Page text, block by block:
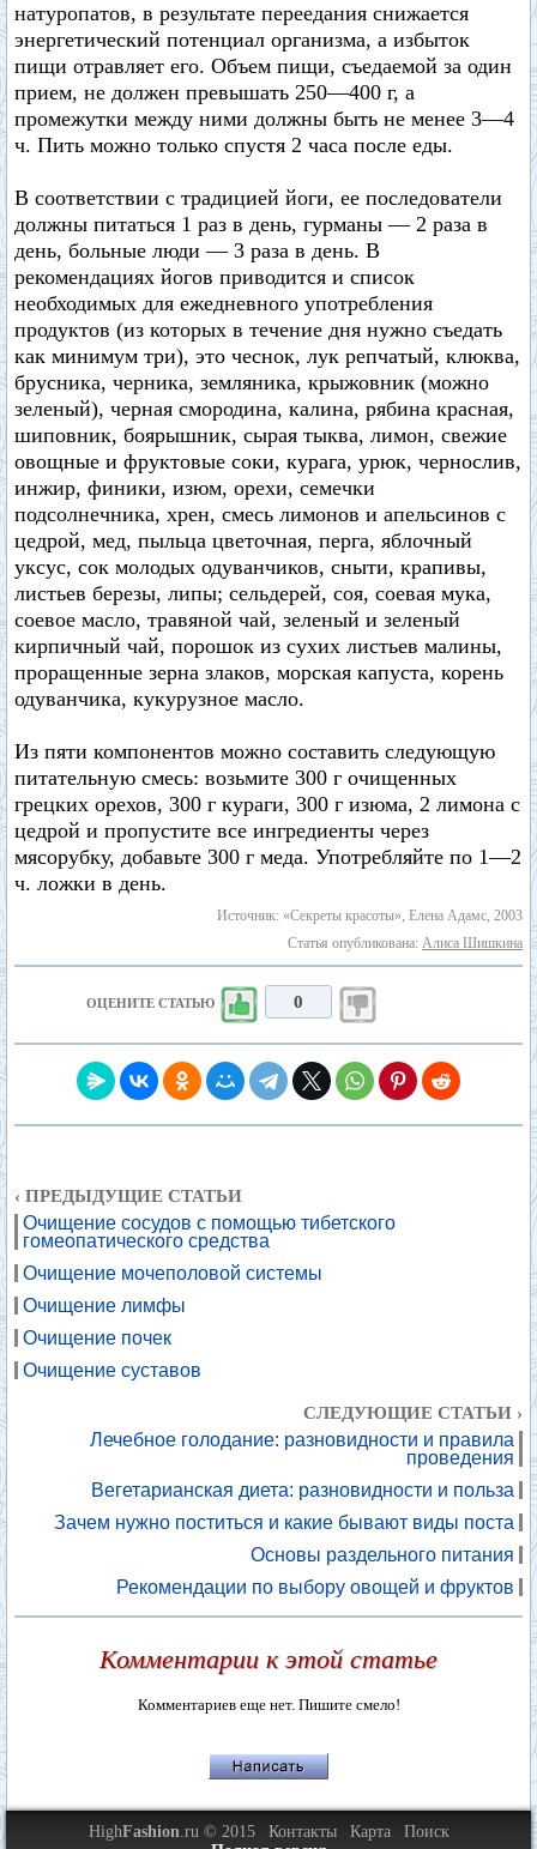
натуропатов, в результате переедания снижается
энергетический потенциал организма, а избыток
пищи отравляет его. Объем пищи, съедаемой за один
прием, не должен превышать 250—400 г, а
промежутки между ними должны быть не менее 3—4
ч. Пить можно только спустя 2 часа после еды.
В соответствии с традицией йоги, ее последователи
должны питаться 1 раз в день, гурманы — 2 раза в
день, больные люди — 3 раза в день. В
рекомендациях йогов приводится и список
необходимых для ежедневного употребления
продуктов (из которых в течение дня нужно съедать
как минимум три), это чеснок, лук репчатый, клюква,
брусника, черника, земляника, крыжовник (можно
зеленый), черная смородина, калина, рябина красная,
шиповник, боярышник, сырая тыква, лимон, свежие
овощные и фруктовые соки, курага, урюк, чернослив,
инжир, финики, изюм, орехи, семечки
подсолнечника, хрен, смесь лимонов и апельсинов с
цедрой, мед, пыльца цветочная, перга, яблочный
уксус, сок молодых одуванчиков, сныти, крапивы,
листьев березы, липы; сельдерей, соя, соевая мука,
соевое масло, травяной чай, зеленый и зеленый
кирпичный чай, порошок из сухих листьев малины,
проращенные зерна злаков, морская капуста, корень
одуванчика, кукурузное масло.
Из пяти компонентов можно составить следующую
питательную смесь: возьмите 300 г очищенных
грецких орехов, 300 г кураги, 300 г изюма, 2 лимона с
цедрой и пропустите все ингредиенты через
мясорубку, добавьте 300 г меда. Употребляйте по 1—2
ч. ложки в день.
Источник: «Секреты красоты», Елена Адамс, 2003
Статья опубликована: Алиса Шишкина
ОЦЕНИТЕ СТАТЬЮ 0
‹ ПРЕДЫДУЩИЕ СТАТЬИ
Очищение сосудов с помощью тибетского
гомеопатического средства
Очищение мочеполовой системы
Очищение лимфы
Очищение почек
Очищение суставов
СЛЕДУЮЩИЕ СТАТЬИ ›
Лечебное голодание: разновидности и правила
проведения
Вегетарианская диета: разновидности и польза
Зачем нужно поститься и какие бывают виды поста
Основы раздельного питания
Рекомендации по выбору овощей и фруктов
Комментарии к этой статье
Комментариев еще нет. Пишите смело!
HighFashion.ru © 2015 Контакты Карта
Поиск